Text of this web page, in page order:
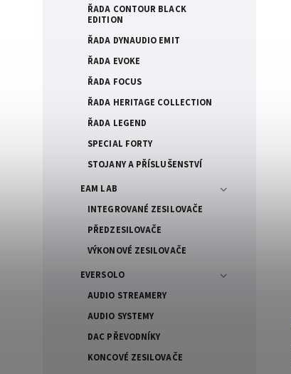
ŘADA CONTOUR BLACK
EDITION
ŘADA DYNAUDIO EMIT
ŘADA EVOKE
ŘADA FOCUS
ŘADA HERITAGE COLLECTION
ŘADA LEGEND
SPECIAL FORTY
STOJANY A PŘÍSLUŠENSTVÍ
EAM LAB
INTEGROVANÉ ZESILOVAČE
PŘEDZESILOVAČE
VÝKONOVÉ ZESILOVAČE
EVERSOLO
AUDIO STREAMERY
AUDIO SYSTEMY
DAC PŘEVODNÍKY
KONCOVÉ ZESILOVAČE